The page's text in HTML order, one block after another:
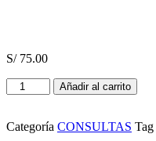
S/75.00
CONSULTA
ITS
Añadir al carrito
Categoría CONSULTAS Tag